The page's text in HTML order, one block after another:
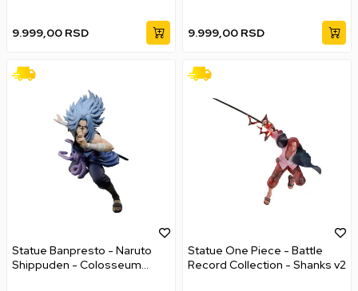
9.999,00 RSD 9.999,00 RSD
Statue Banpresto - Naruto
Shippuden - Colosseum
Statue One Piece - Battle
Record Collection - Shanks v2